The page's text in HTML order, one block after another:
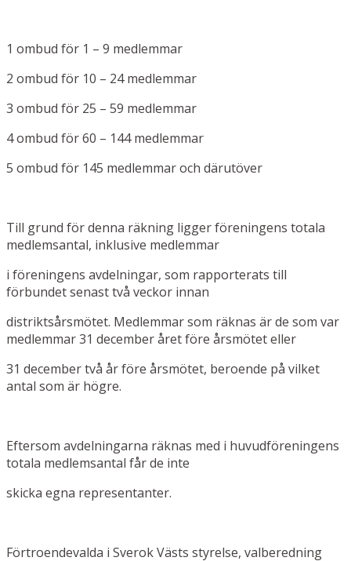
1 ombud för 1 – 9 medlemmar
2 ombud för 10 – 24 medlemmar
3 ombud för 25 – 59 medlemmar
4 ombud för 60 – 144 medlemmar
5 ombud för 145 medlemmar och därutöver
Till grund för denna räkning ligger föreningens totala
medlemsantal, inklusive medlemmar
i föreningens avdelningar, som rapporterats till
förbundet senast två veckor innan
distriktsårsmötet. Medlemmar som räknas är de som var
medlemmar 31 december året före årsmötet eller
31 december två år före årsmötet, beroende på vilket
antal som är högre.
Eftersom avdelningarna räknas med i huvudföreningens
totala medlemsantal får de inte
skicka egna representanter.
Förtroendevalda i Sverok Västs styrelse, valberedning